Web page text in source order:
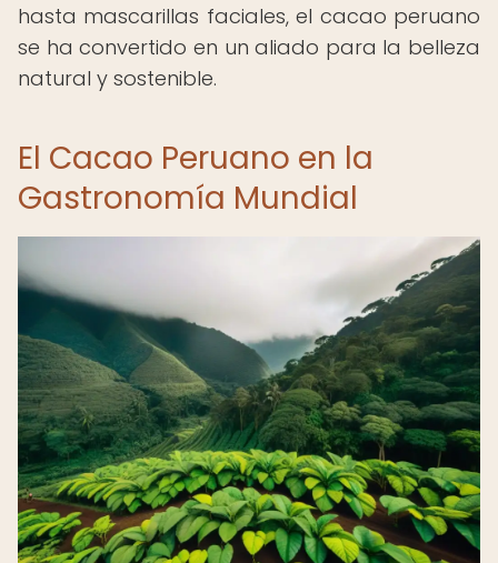
hasta mascarillas faciales, el cacao peruano
se ha convertido en un aliado para la belleza
natural y sostenible.
El Cacao Peruano en la
Gastronomía Mundial